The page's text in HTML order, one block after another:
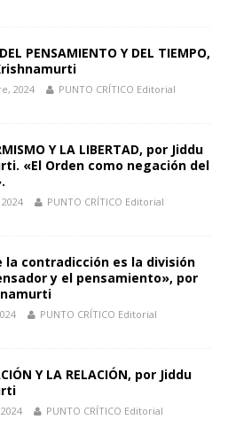
PENSAMIENTO Y DEL TIEMPO,
2024 PUNTO CRÍTICO Editorial
Y LA LIBERTAD, por Jiddu
«El Orden como negación del
PUNTO CRÍTICO Editorial
la contradicción es la división
y el pensamiento», por
PUNTO CRÍTICO Editorial
Y LA RELACIÓN, por Jiddu
PUNTO CRÍTICO Editorial